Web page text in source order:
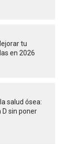
tu
en 2026
salud ósea:
sin poner